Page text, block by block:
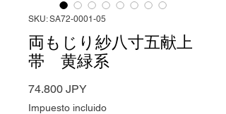
SKU: SA72-0001-05
両もじり紗八寸五献上
帯 黄緑系
74.800 JPYPrecio
Impuesto incluido